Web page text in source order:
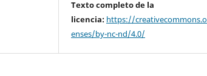
Texto completo de la
licencia: https://
enses/by-nc-nd/4.0/